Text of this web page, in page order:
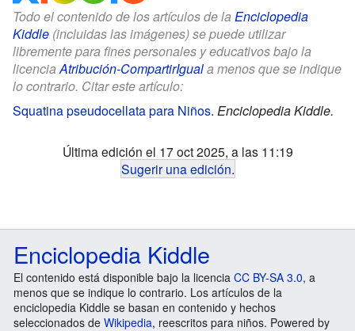
Todo el contenido de los artículos de la Enciclopedia
Kiddle (incluidas las imágenes) se puede utilizar
libremente para fines personales y educativos bajo la
licenciaAtribución-CompartirIguala menos que se indique
lo contrario. Citar este artículo:
Squatina pseudocellata para Niños. Enciclopedia Kiddle.
Última edición el 17 oct 2025, a las 11:19
Sugerir una edición.
Enciclopedia Kiddle
El contenido está disponible bajo la licencia CC BY-SA 3.0, a
menos que se indique lo contrario. Los artículos de la
enciclopedia Kiddle se basan en contenido y hechos
seleccionados de Wikipedia, reescritos para niños. Powered by